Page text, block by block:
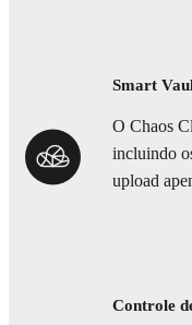
Smart
O Chaos
incluindo
upload
Controle